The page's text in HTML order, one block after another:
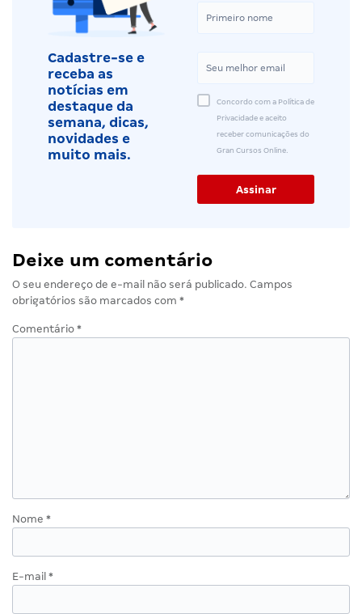
Cadastre-se e
receba as
notícias em
destaque da
semana, dicas,
novidades e
muito mais.
Concordo com a Política de
Privacidade e aceito
receber comunicações do
Gran Cursos Online.
Deixe um comentário
O seu endereço de e-mail não será publicado. Campos
obrigatórios são marcados com *
Comentário *
Nome *
E-mail *